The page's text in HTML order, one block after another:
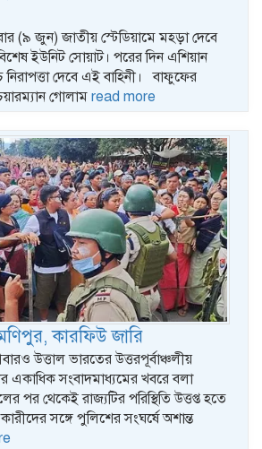
(৯ জুন) জাতীয় স্টেডিয়ামে মহড়া দেবে
ইউনিট সোয়াট। পরের দিন এশিয়ান
নিরাপত্তা দেবে এই বাহিনী। বাফুফের
গোলাম read more
কারফিউ জারি
উত্তাল ভারতের উত্তরপূর্বাঞ্চলীয়
একাধিক সংবাদমাধ্যমের খবরে বলা
পর থেকেই রাজ্যটির পরিস্থিতি উত্তপ্ত হতে
সঙ্গে পুলিশের সংঘর্ষে অশান্ত